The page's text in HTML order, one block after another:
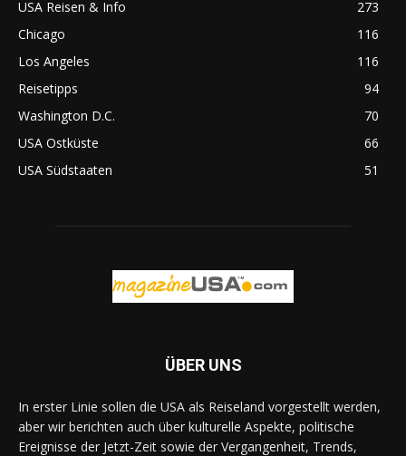
USA Reisen & Info
273
Chicago
116
Los Angeles
116
Reisetipps
94
Washington D.C.
70
USA Ostküste
66
USA Südstaaten
51
ÜBER UNS
In erster Linie sollen die USA als Reiseland vorgestellt werden,
aber wir berichten auch über kulturelle Aspekte, politische
Ereignisse der Jetzt-Zeit sowie der Vergangenheit, Trends,